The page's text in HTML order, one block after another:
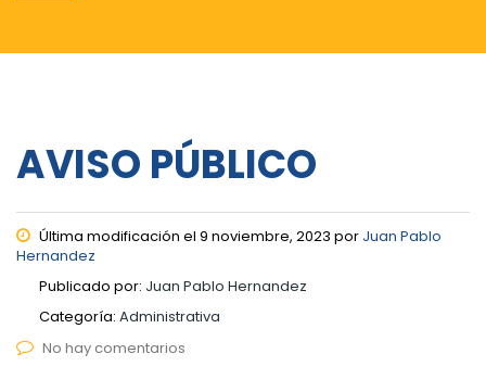
AVISO PÚBLICO
Última modificación el 9 noviembre, 2023 por Juan Pablo
Hernandez
Publicado por: Juan Pablo Hernandez
Categoría: Administrativa
No hay comentarios